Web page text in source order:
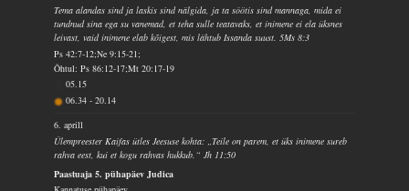
Tema alandas sind ja laskis sind nälgida, ja ta söötis sind mannaga, mida ei
tundnud sina ega su vanemad, et teha sulle teatavaks, et inimene ei ela üksnes
leivast, vaid inimene elab kõigest, mis lähtub Issanda suust. 5Ms 8:3
Ps 42:7-12;Ne 9:15-21;
Õhtul: Ps 86:12-17;Mt 20:17-19
05.15
06.34-20.14
6. aprill
Ülempreester Kaifas ütles Jeesuse kohta: „Teile on parem, et üks inimene sureb
rahva eest, kui et kogu rahvas hukkub.“ Jh 11:50
Paastuaja 5. pühapäev Judica